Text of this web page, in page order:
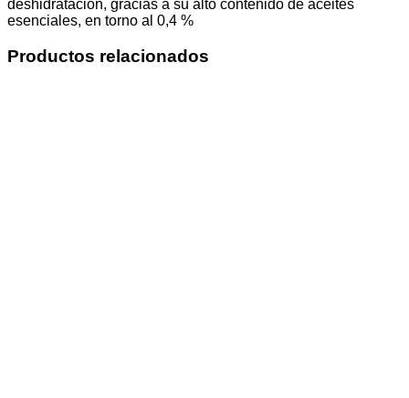
deshidratación, gracias a su alto contenido de aceites
esenciales, en torno al 0,4 %
Productos relacionados